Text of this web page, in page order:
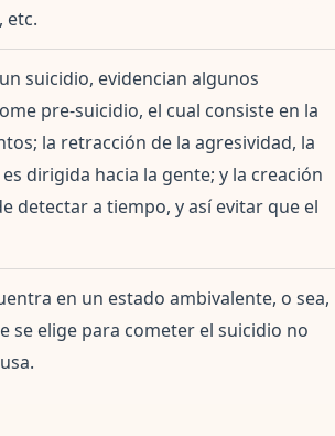
etc.
suicidio, evidencian algunos
pre-suicidio, el cual consiste en la
la retracción de la agresividad, la
dirigida hacia la gente; y la creación
detectar a tiempo, y así evitar que el
en un estado ambivalente, o sea,
se elige para cometer el suicidio no